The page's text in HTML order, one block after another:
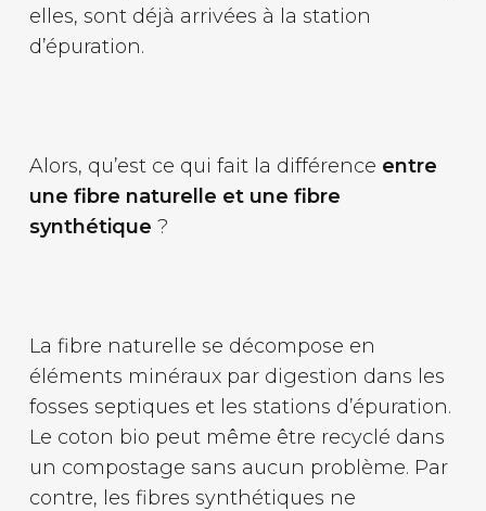
elles, sont déjà arrivées à la station
d’épuration.
Alors, qu’est ce qui fait la différence entre
une fibre naturelle et une fibre
synthétique ?
La fibre naturelle se décompose en
éléments minéraux par digestion dans les
fosses septiques et les stations d’épuration.
Le coton bio peut même être recyclé dans
un compostage sans aucun problème. Par
contre, les fibres synthétiques ne